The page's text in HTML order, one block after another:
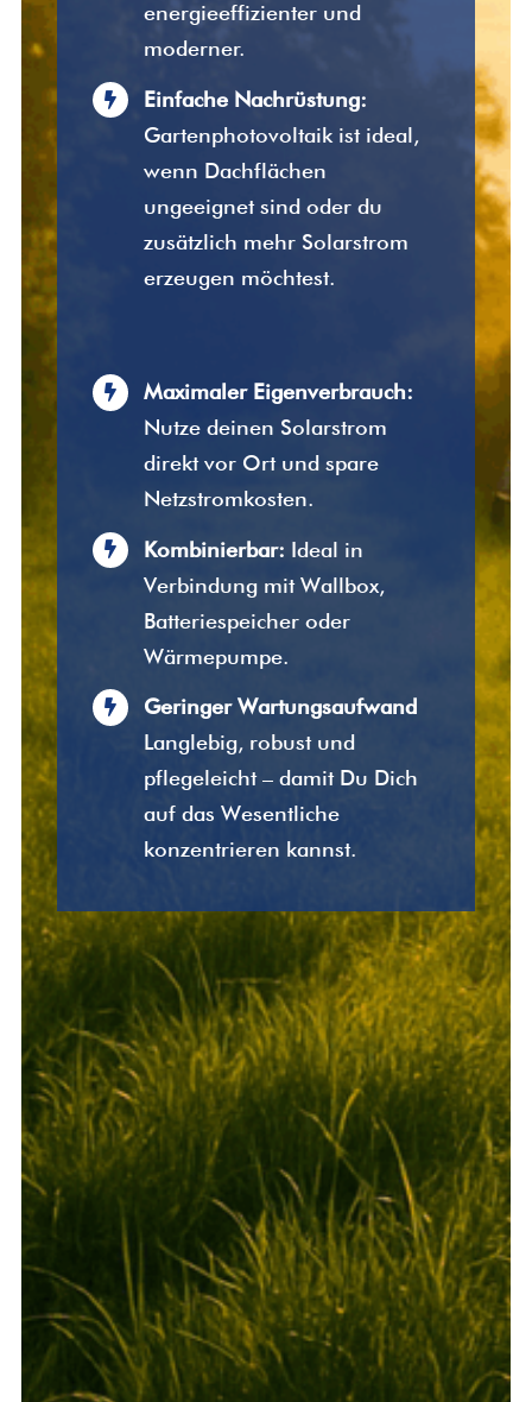
energieeffizienter und
moderner.
Einfache Nachrüstung:
Gartenphotovoltaik ist ideal,
wenn Dachflächen
ungeeignet sind oder du
zusätzlich mehr Solarstrom
erzeugen möchtest.
Maximaler Eigenverbrauch:
Nutze deinen Solarstrom
direkt vor Ort und spare
Netzstromkosten.
Kombinierbar: Ideal in
Verbindung mit Wallbox,
Batteriespeicher oder
Wärmepumpe.
Geringer Wartungsaufwand
Langlebig, robust und
pflegeleicht – damit Du Dich
auf das Wesentliche
konzentrieren kannst.